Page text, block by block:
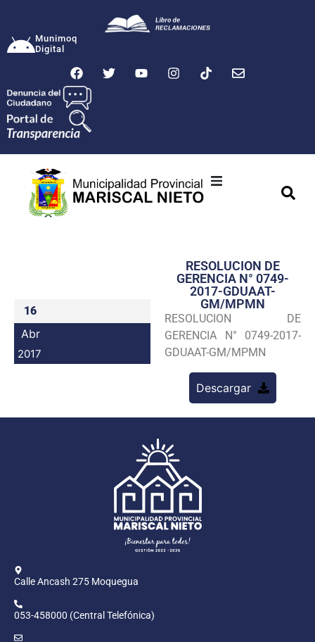
Munimoq
Digital
Transparencia
Seguridad
Programas
16
Abr
2017
RESOLUCION DE
GERENCIA N° 0749-
2017-GDUAAT-
GM/MPMN
RESOLUCION DE
GERENCIA N° 0749-2017-
GDUAAT-GM/MPMN
Descargar
Calle Ancash 275 Moquegua
053-458000 (Central Telefónica)